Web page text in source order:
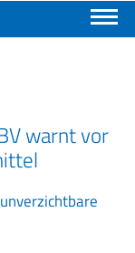
warnt vor